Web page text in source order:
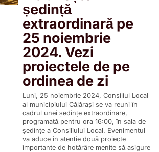
ședință
extraordinară pe
25 noiembrie
2024. Vezi
proiectele de pe
ordinea de zi
Luni, 25 noiembrie 2024, Consiliul Local
al municipiului Călărași se va reuni în
cadrul unei ședințe extraordinare,
programată pentru ora 16:00, în sala de
ședințe a Consiliului Local. Evenimentul
va aduce în atenție două proiecte
importante de hotărâre menite să asigure